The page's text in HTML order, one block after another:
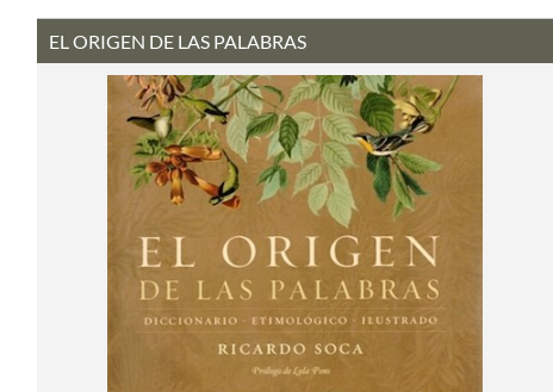
EL ORIGEN DE LAS PALABRAS